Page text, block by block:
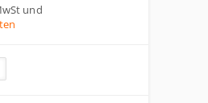
und